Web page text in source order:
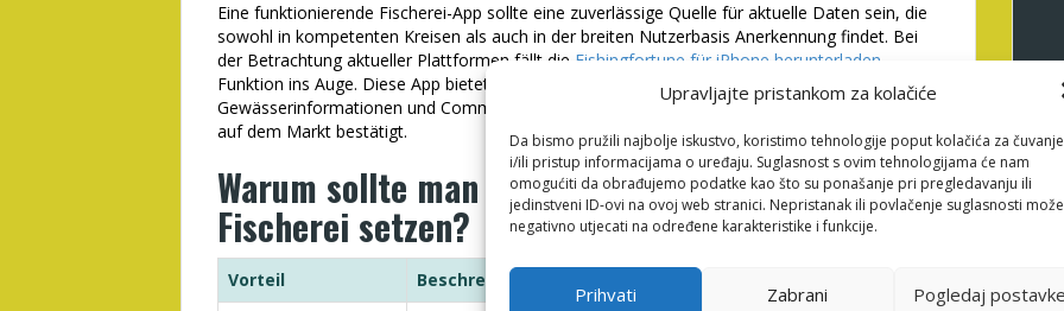
Upravljajte pristankom za kolačiće
Da bismo pružili najbolje iskustvo, koristimo tehnologije poput kolačića za čuvanje
i/ili pristup informacijama o uređaju. Suglasnost s ovim tehnologijama će nam
omogućiti da obrađujemo podatke kao što su ponašanje pri pregledavanju ili
jedinstveni ID-ovi na ovoj web stranici. Nepristanak ili povlačenje suglasnosti može
negativno utjecati na određene karakteristike i funkcije.
Prihvati Zabrani Pogledaj
Eine funktionierende Fischerei-App sollte eine zuverlässige Quelle für aktuelle Daten sein, die
sowohl in kompetenten Kreisen als auch in der breiten Nutzerbasis Anerkennung findet. Bei
der Betrachtung aktueller Plattformen fällt die Fishingfortune für iPhone herunterladen
Funktion ins Auge. Diese App bietet eine innovative Kombination aus Fischfinder,
Gewässerinformationen und Community-Features, die ihre Glaubwürdigkeit und Nützlichkeit
auf dem Markt bestätigt.
Warum sollte man auf #Digitalisierung in der
Fischerei setzen?
Vorteil Beschreibung
Beispiel